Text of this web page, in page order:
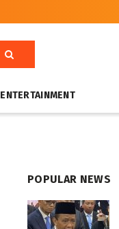
ENTERTAINMENT
POPULAR NEWS